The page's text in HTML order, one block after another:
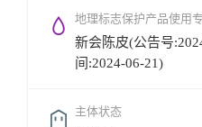
地理标志保护产品使用
新会陈皮(公告号
间:2024-06-21)
主体状态